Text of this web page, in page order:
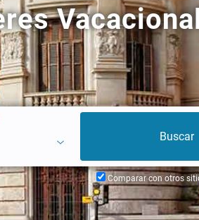
Comparar con otros